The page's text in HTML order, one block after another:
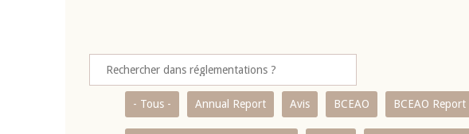
- Tous - Annual Report Avis BCEAO BCEAO Report